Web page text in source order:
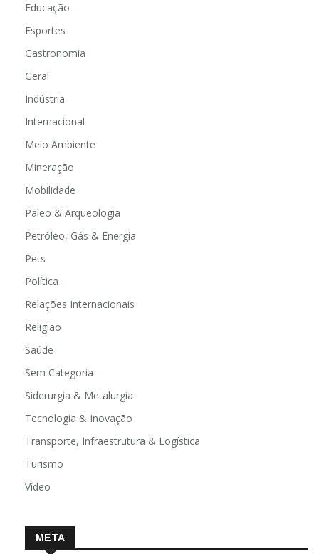
Educação
Esportes
Gastronomia
Geral
Indústria
Internacional
Meio Ambiente
Mineração
Mobilidade
Paleo & Arqueologia
Petróleo, Gás & Energia
Pets
Política
Relações Internacionais
Religião
Saúde
Sem Categoria
Siderurgia & Metalurgia
Tecnologia & Inovação
Transporte, Infraestrutura & Logística
Turismo
Vídeo
META